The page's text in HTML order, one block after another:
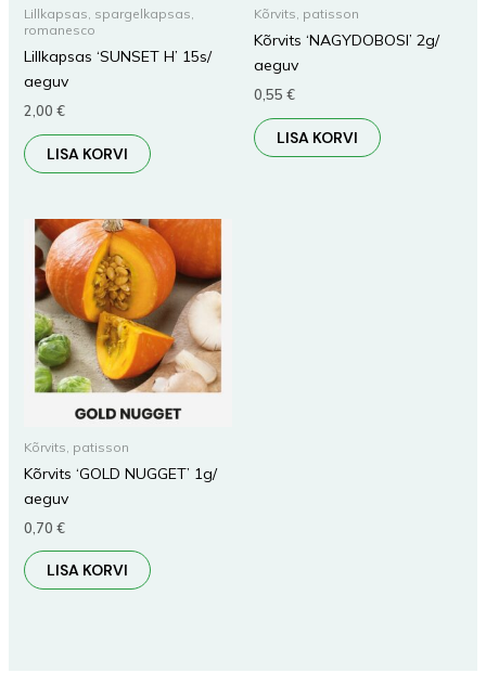
Lillkapsas, spargelkapsas,
romanesco
Lillkapsas ‘SUNSET H’ 15s/
aeguv
2,00 €
LISA KORVI
Kõrvits, patisson
Kõrvits ‘NAGYDOBOSI’ 2g/
aeguv
0,55 €
LISA KORVI
Kõrvits, patisson
Kõrvits ‘GOLD NUGGET’ 1g/
aeguv
0,70 €
LISA KORVI